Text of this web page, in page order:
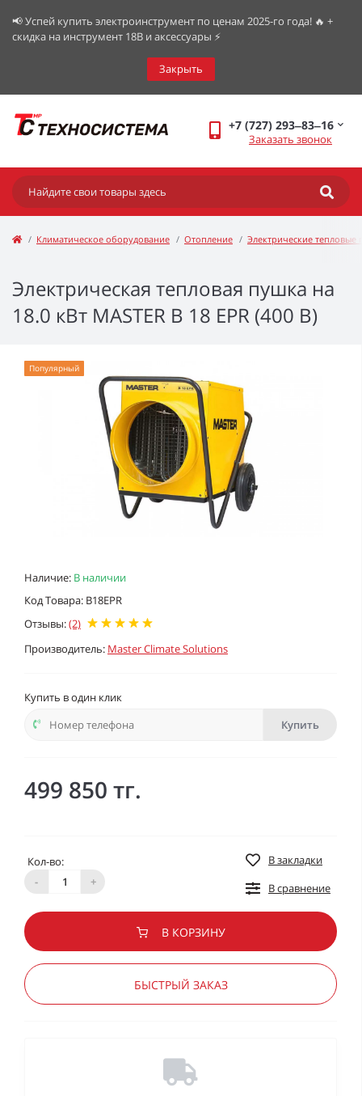
📢 Успей купить электроинструмент по ценам 2025-го года! 🔥 +
скидка на инструмент 18В и аксессуары ⚡️
Закрыть
+7 (727) 293‒83‒16
Заказать звонок
Климатическое оборудование Отопление Электрические тепловые
Электрическая тепловая пушка на
18.0 кВт MASTER B 18 EPR (400 В)
Наличие: В наличии
Код Товара: B18EPR
Отзывы:(2)
Производитель: Master Climate Solutions
Популярный
Купить в один клик
Купить
499 850 тг.
Кол-во:
-
+
В закладки
В сравнение
В КОРЗИНУ
БЫСТРЫЙ ЗАКАЗ